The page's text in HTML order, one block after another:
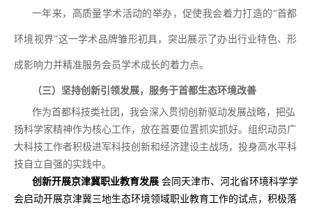
一年来，高质量学术活动的举办，促使我会着力打造的“首都
环境视界”这一学术品牌雏形初具，突出展示了办出行业特色、形
成影响力并精准服务会员学术成长的着力点。
（三）坚持创新引领发展，服务于首都生态环境改善
作为首都科技类社团，我会深入贯彻创新驱动发展战略，把弘
扬科学家精神作为核心工作，放在首要位置抓实抓好。组织动员广
大科技工作者积极进军科技创新和经济建设主战场，投身高水平科
技自立自强的实践中。
创新开展京津冀职业教育发展 会同天津市、河北省环境科学学
会启动开展京津冀三地生态环境领域职业教育工作的试点，积极落